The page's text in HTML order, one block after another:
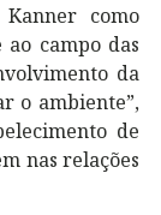
como
campo das
da
o ambiente”,
de
nas relações